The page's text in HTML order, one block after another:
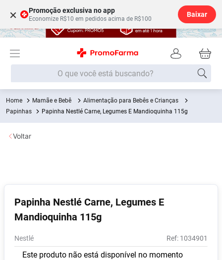
× Promoção exclusiva no app
Economize R$10 em pedidos acima de R$100
Baixar
O que você está buscando?
Mamãe e Bebê
Alimentação para Bebês e Crianças
Papinhas
Papinha Nestlé Carne, Legumes E Mandioquinha 115g
Papinha Nestlé Carne, Legumes E
Mandioquinha 115g
Nestlé : 1034901
Este produto não está disponível no momento
Voltar
Termos mais buscados
1º Fralda
2
5º Fralda G
6º Shampoo
7º Desodorante
8
Vitamina D